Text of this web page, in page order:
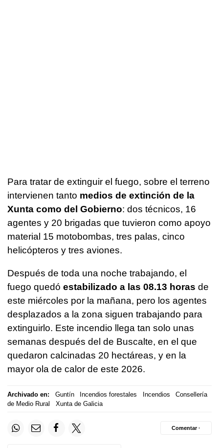
Para tratar de extinguir el fuego, sobre el terreno
intervienen tanto medios de extinción de la
Xunta como del Gobierno: dos técnicos, 16
agentes y 20 brigadas que tuvieron como apoyo
material 15 motobombas, tres palas, cinco
helicópteros y tres aviones.
Después de toda una noche trabajando, el
fuego quedó estabilizado a las 08.13 horas de
este miércoles por la mañana, pero los agentes
desplazados a la zona siguen trabajando para
extinguirlo. Este incendio llega tan solo unas
semanas después del de Buscalte, en el que
quedaron calcinadas 20 hectáreas, y en la
mayor ola de calor de este 2026.
Archivado en: Guntín Incendios forestales Incendios
Consellería
de Medio Rural
Xunta de Galicia
Comentar ·